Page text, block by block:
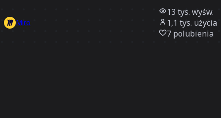
Miro
13 tys. wyśw.
1,1 tys. użycia
7 polubienia